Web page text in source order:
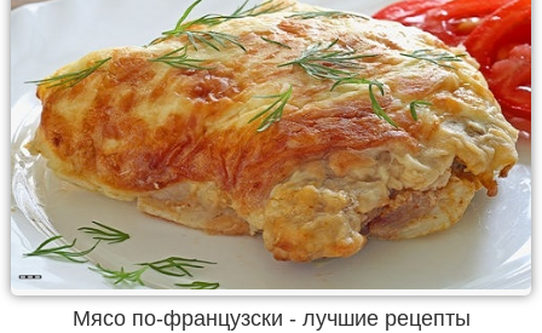
Мясо по-французски - лучшие рецепты